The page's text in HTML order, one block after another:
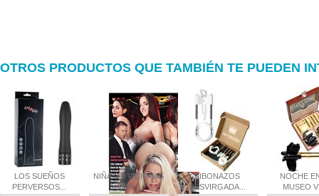
OTROS PRODUCTOS QUE TAMBIÉN TE PUEDEN
LOS SUEÑOS
PERVERSOS...
NIÑATAS VICIOSAS
PAR...
PIBONAZOS
DESVIRGADA...
NOCHE
MUSEO